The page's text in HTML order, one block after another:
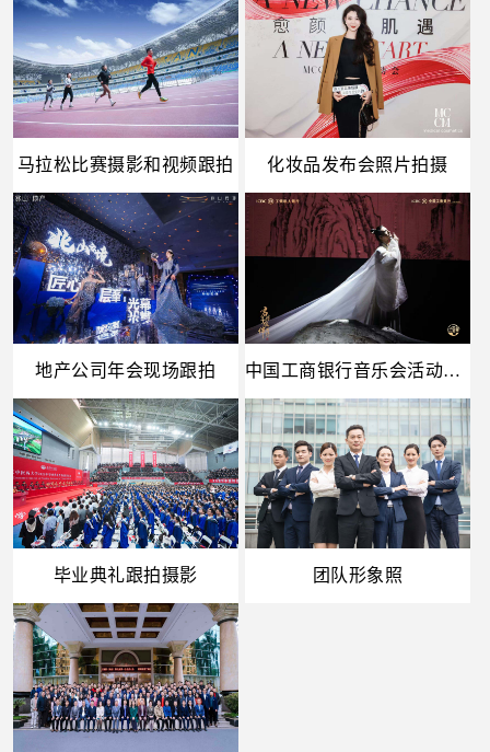
马拉松比赛摄影和视频跟拍 化妆品发布会照片拍摄
地产公司年会现场跟拍 中国工商银行音乐会活动拍摄
毕业典礼跟拍摄影 团队形象照